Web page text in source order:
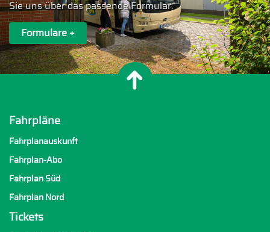
Sie uns über das passende Formular.
Formulare +
Fahrpläne
Fahrplanauskunft
Fahrplan-Abo
Fahrplan Süd
Fahrplan Nord
Tickets